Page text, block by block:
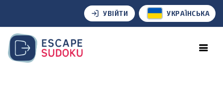
УВІЙТИ УКРАЇНСЬКА